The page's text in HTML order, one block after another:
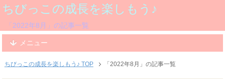
ちびっこの成長を楽しもう♪
「2022年8月」の記事一覧
メニュー
ちびっこの成長を楽しもう♪ TOP 「2022年8月」の記事一覧